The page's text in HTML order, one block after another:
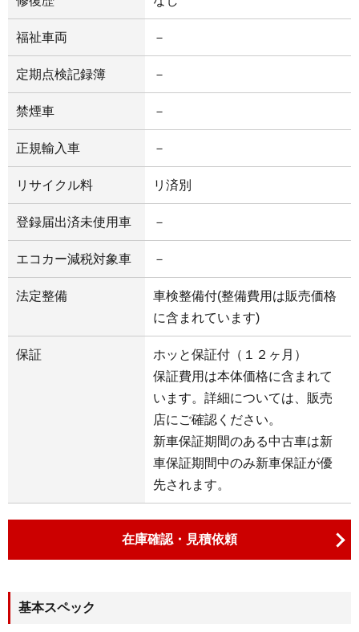
福祉車両 －
定期点検記録簿 －
禁煙車 －
正規輸入車 －
リサイクル料 リ済別
登録届出済未使用車 －
エコカー減税対象車 －
法定整備
車検整備付(整備費用は販売価格
に含まれています)
保証
ホッと保証付（１２ヶ月）
保証費用は本体価格に含まれて
います。詳細については、販売
店にご確認ください。
新車保証期間のある中古車は新
車保証期間中のみ新車保証が優
先されます。
在庫確認・見積依頼
基本スペック